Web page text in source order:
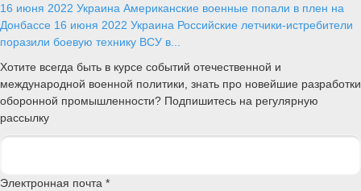
16 июня 2022 Украина Американские военные попали в плен на
Донбассе 16 июня 2022 Украина Российские летчики-истребители
поразили боевую технику ВСУ в...
Хотите всегда быть в курсе событий отечественной и
международной военной политики, знать про новейшие разработки
оборонной промышленности? Подпишитесь на регулярную
рассылку
Электронная почта *